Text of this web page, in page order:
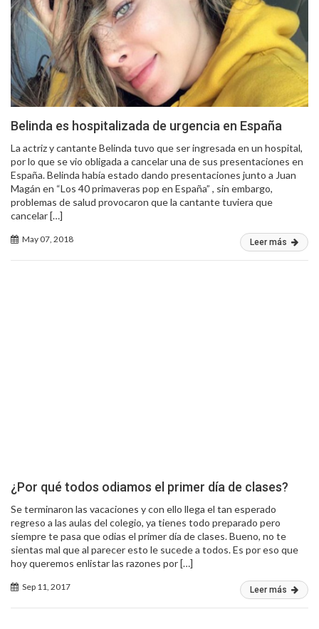
Belinda es hospitalizada de urgencia en España
La actriz y cantante Belinda tuvo que ser ingresada en un hospital,
por lo que se vio obligada a cancelar una de sus presentaciones en
España. Belinda había estado dando presentaciones junto a Juan
Magán en “Los 40 primaveras pop en España” , sin embargo,
problemas de salud provocaron que la cantante tuviera que
cancelar […]
May 07, 2018 Leer más
¿Por qué todos odiamos el primer día de clases?
Se terminaron las vacaciones y con ello llega el tan esperado
regreso a las aulas del colegio, ya tienes todo preparado pero
siempre te pasa que odias el primer día de clases. Bueno, no te
sientas mal que al parecer esto le sucede a todos. Es por eso que
hoy queremos enlistar las razones por […]
Sep 11, 2017 Leer más